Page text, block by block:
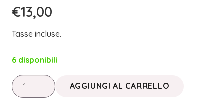
€13,00
Tasse incluse.
6 disponibili
BIOKAP
NUTRICOLOR
AGGIUNGI AL CARRELLO